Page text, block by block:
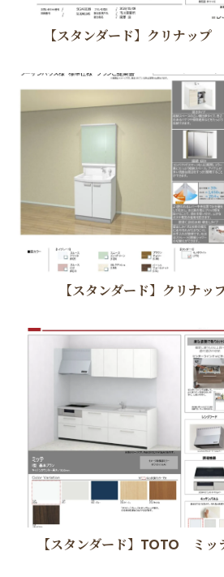
【スタンダード】クリナッ
【スタンダード】クリナ
【スタンダード】TOTO ミ